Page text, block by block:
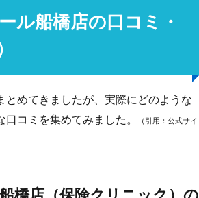
船橋店の口コミ・
めてきましたが、実際にどのような
コミを集めてみました。
（引用：公式サイ
橋店（保険クリニック）の